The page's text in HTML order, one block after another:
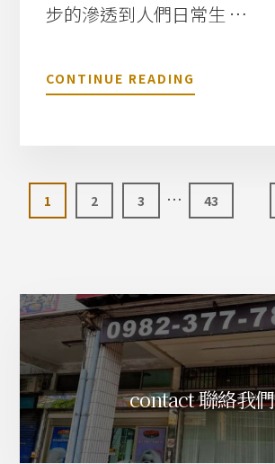
步的滲透到人們日常生 …
CONTINUE READING
於
路
借
貸
O
K
嗎
？
真
的
民
前
往
1
前
往
2
前
往
3
忽
頁
面
…
前
往
43
contact 聯絡我們